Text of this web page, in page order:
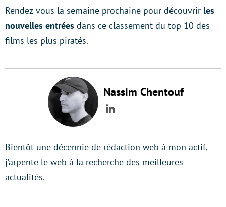
Rendez-vous la semaine prochaine pour découvrir les
nouvelles entrées dans ce classement du top 10 des
films les plus piratés.
Nassim Chentouf
LinkedIn
Bientôt une décennie de rédaction web à mon actif,
j’arpente le web à la recherche des meilleures
actualités.